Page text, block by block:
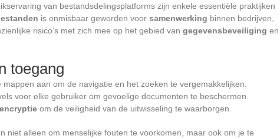
van bestandsdelingsplatforms zijn enkele essentiële praktijken
is onmisbaar geworden voor samenwerking binnen bedrijven,
risico’s met zich mee op het gebied van gegevensbeveiliging en
toegang
aan om de navigatie en het zoeken te vergemakkelijken.
voor elke gebruiker om gevoelige documenten te beschermen.
om de veiligheid van de uitwisseling te waarborgen.
niet alleen om menselijke fouten te voorkomen, maar ook om je te